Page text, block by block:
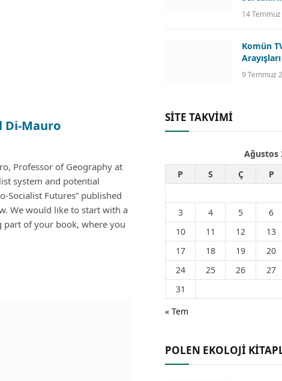
Di-Mauro
Professor of Geography at
system and potential
Socialist Futures” published
We would like to start with a
part of your book, where you
14
Komün
9 Temmuz
SİTE TAKVİMİ
Ağustos
P
S Ç P
3
4 5 6
10
11 12 13
17
18 19 20
24
25 26 27
31
« Tem
POLEN EKOLOJİ